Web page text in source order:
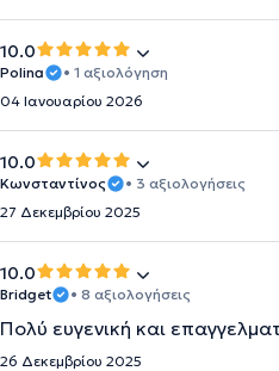
10.0
Polina
• 1 αξιολόγηση
04 Ιανουαρίου 2026
10.0
Κωνσταντίνος
• 3 αξιολογήσεις
27 Δεκεμβρίου 2025
10.0
Bridget • 8 αξιολογήσεις
Πολύ ευγενική και
26 Δεκεμβρίου 2025